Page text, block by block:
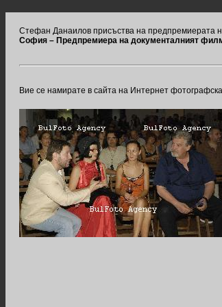
Стефан Данаилов присъства на предпремиерата
София – Предпремиера на документалният
Вие се намирате в сайта на Интернет